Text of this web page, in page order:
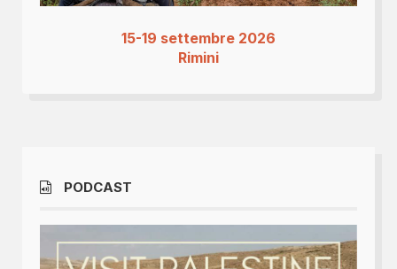
15-19 settembre 2026
Rimini
PODCAST